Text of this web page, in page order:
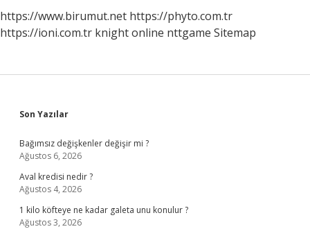
https://www.birumut.net https://phyto.com.tr
https://ioni.com.tr knight online nttgame Sitemap
Sidebar
Son Yazılar
Bağımsız değişkenler değişir mi ?
Ağustos 6, 2026
Aval kredisi nedir ?
Ağustos 4, 2026
1 kilo köfteye ne kadar galeta unu konulur ?
Ağustos 3, 2026